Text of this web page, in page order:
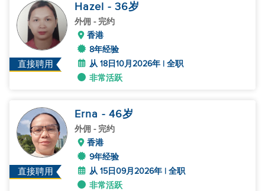
直接聘用
Hazel - 36岁
外佣 - 完约
香港
8年经验
从 18日10月2026年 | 全职
非常活跃
直接聘用
Erna - 46岁
外佣 - 完约
香港
9年经验
从 15日09月2026年 | 全职
非常活跃